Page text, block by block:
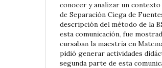
conocer y analizar un
de Separación Ciega de
descripción del método de la
esta comunicación, fue
cursaban la maestría en
pidió generar actividades
segunda parte de esta